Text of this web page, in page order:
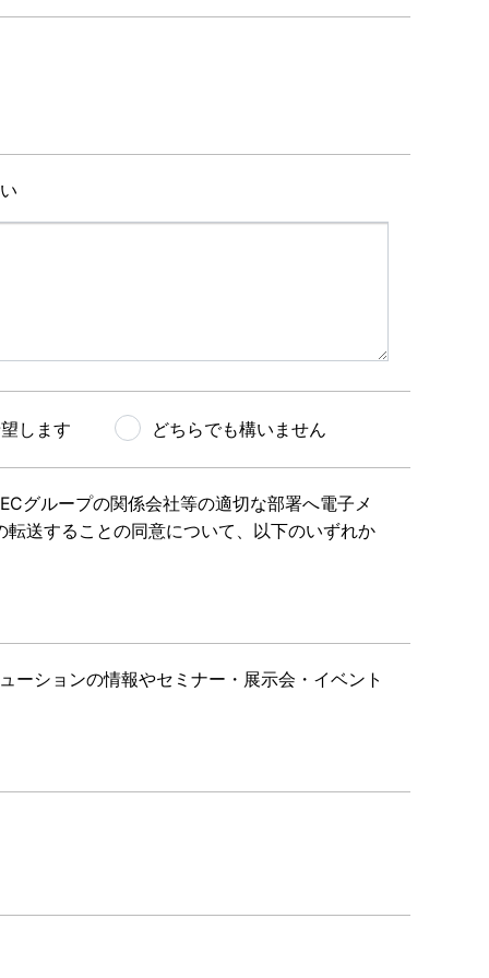
します どちらでも構いません
グループの関係会社等の適切な部署へ電子メ
送することの同意について、以下のいずれか
ーションの情報やセミナー・展示会・イベント